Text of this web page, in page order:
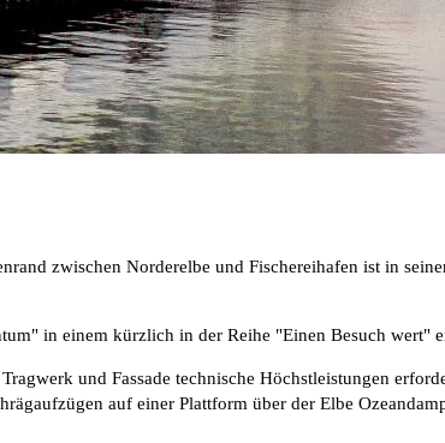
zwischen Norderelbe und Fischereihafen ist in
in einem kürzlich in der Reihe "Einen Besuch wert"
und Fassade technische Höchstleistungen
auf einer Plattform über der Elbe